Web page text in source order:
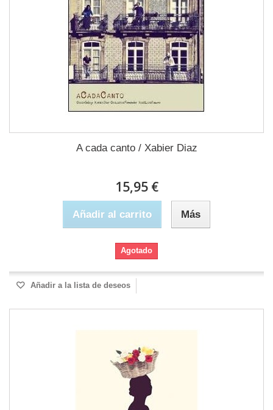
A cada canto / Xabier Diaz
15,95 €
Añadir al carrito Más
Agotado
Añadir a la lista de deseos